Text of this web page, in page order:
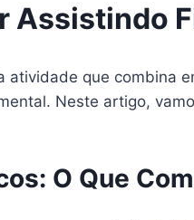
Assistindo
atividade que combina
Neste artigo,
O Que